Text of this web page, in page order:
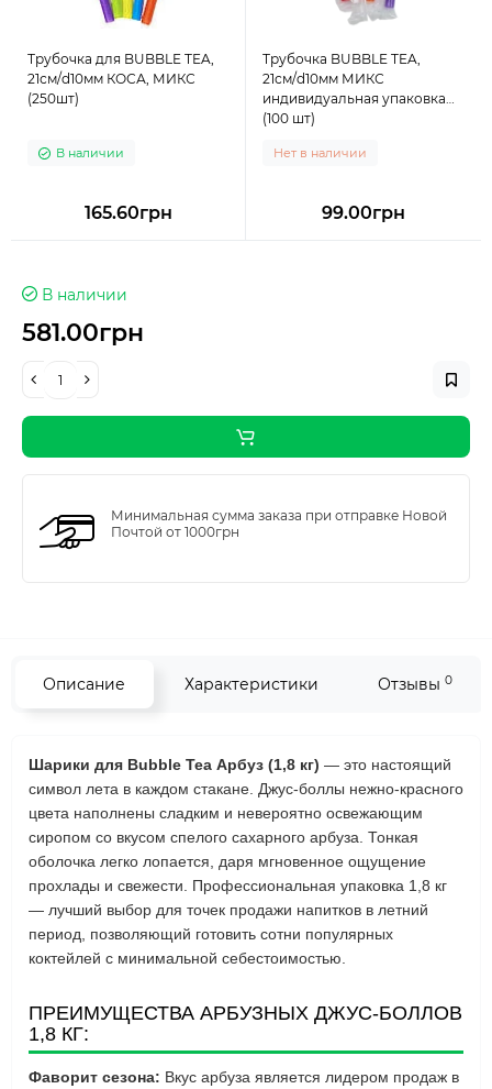
Трубочка для BUBBLE TEA,
21см/d10мм КОСА, МИКС
(250шт)
В наличии
165.60грн
Трубочка BUBBLE TEA,
21см/d10мм МИКС
индивидуальная упаковка
(100 шт)
Нет в наличии
99.00грн
В наличии
581.00грн
Минимальная сумма заказа при отправке Новой
Почтой от 1000грн
Описание Характеристики Отзывы 0
Шарики для Bubble Tea Арбуз (1,8 кг) — это настоящий
символ лета в каждом стакане. Джус-боллы нежно-красного
цвета наполнены сладким и невероятно освежающим
сиропом со вкусом спелого сахарного арбуза. Тонкая
оболочка легко лопается, даря мгновенное ощущение
прохлады и свежести. Профессиональная упаковка 1,8 кг
— лучший выбор для точек продажи напитков в летний
период, позволяющий готовить сотни популярных
коктейлей с минимальной себестоимостью.
ПРЕИМУЩЕСТВА АРБУЗНЫХ ДЖУС-БОЛЛОВ
1,8 КГ:
Фаворит сезона: Вкус арбуза является лидером продаж в